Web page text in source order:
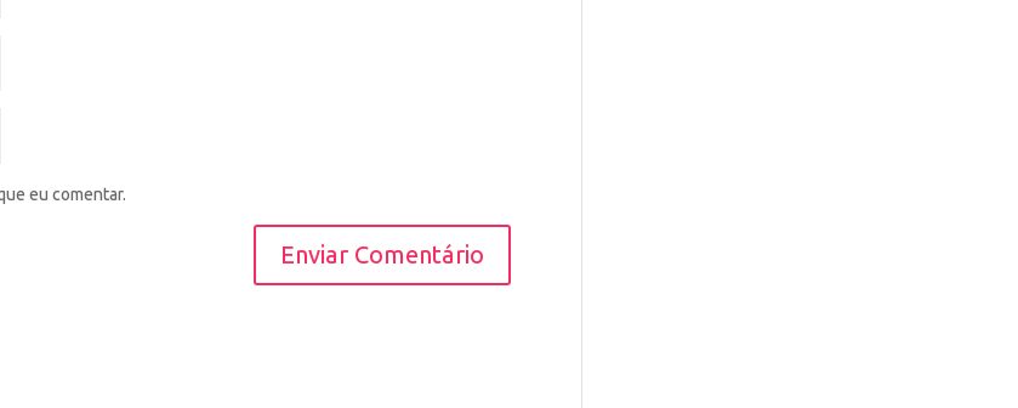
eu comentar.